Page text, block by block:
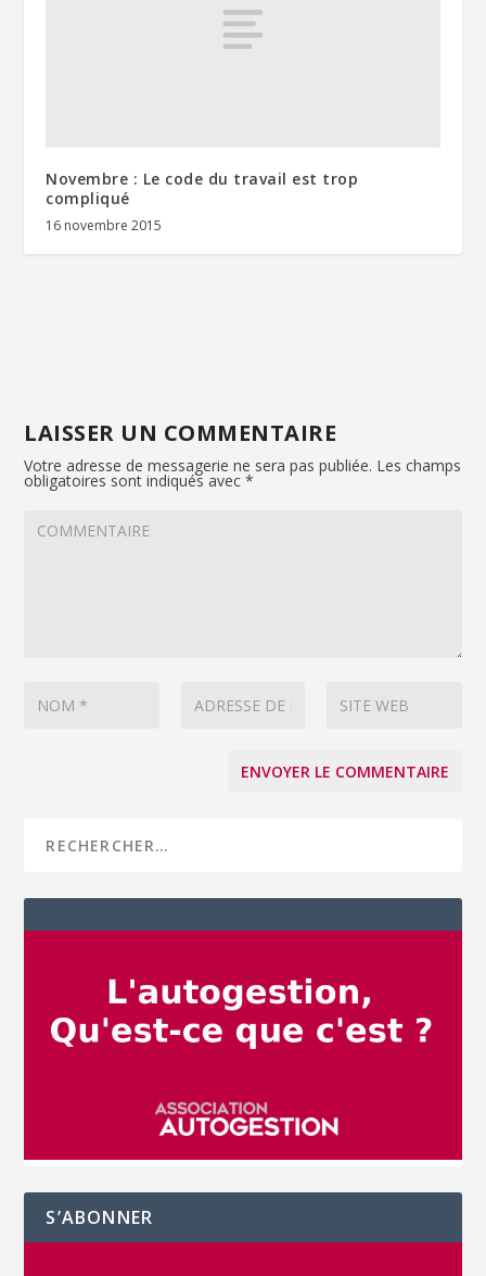
Novembre : Le code du travail est trop
compliqué
16 novembre 2015
LAISSER UN COMMENTAIRE
Votre adresse de messagerie ne sera pas publiée. Les champs
obligatoires sont indiqués avec*
S’ABONNER